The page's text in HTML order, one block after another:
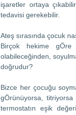
işaretler ortaya
tedavisi gerekebilir.
Ateş sırasında çocuk
Birçok hekime
olabileceğinden,
doğrudur?
Bizce her çocuğu
gÖrünüyorsa,
termostatın eşik